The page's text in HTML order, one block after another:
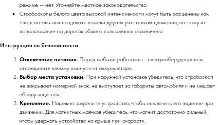
режиме — нет. Уточняйте местное законодательство.
Стробоскопы белого цвета высокой интенсивности могут быть расценены как
спецсигналы или создавать помехи другим участникам движения, поэтому их
использование на дорогах общего пользования ограничено.
Инструкция по безопасности
Отключение питания. Перед любыми работами с электрооборудованием
отсоедините клемму «минус» от аккумулятора.
Выбор места установки. При наружной установке убедитесь, что стробоскоп
не закрывает номерной знак, не выступает за габариты автомобиля и не мешает
обзору водителя.
Крепление. Надежно закрепите устройство, чтобы исключить его падение при
движении. Для магнитных маячков убедитесь, что магнит достаточно сильный,
чтобы удержать устройство на крыше при скорости.